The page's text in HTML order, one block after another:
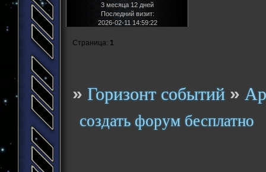
3 месяца 12 дней
Последний визит:
2026-02-11 14:59:22
Страница: 1
»Горизонт событий »
создать форум бесплатно